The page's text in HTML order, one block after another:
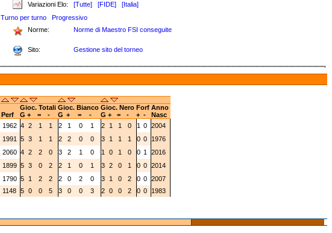
Variazioni Elo: [Tutte] [FIDE]
[Italia]
Turno per turno
Progressivo
Norme: Norme di Maestro FSI conseguite
Sito: Gestione sito del torneo
Gioc. Totali Gioc. Bianco Gioc. Nero Forf Anno
Perf G + = - G + = - G + = - + -
Nasc
1962 4 2 1 1 2 1 0 1 2 1 1 0 1 0 2004
1991 5 3 1 1 2 2 0 0 3 1 1 1 0 0
1976
2060 4 2 2 0 3 2 1 0 1 0 1 0 0 1
2016
1899 5 3 0 2 2 1 0 1 3 2 0 1 0 0 2014
1790 5 1 2 2 2 0 2 0 3 1 0 2 0 0 2007
1148 5 0 0 5 3 0 0 3 2 0 0 2 0 0 1983